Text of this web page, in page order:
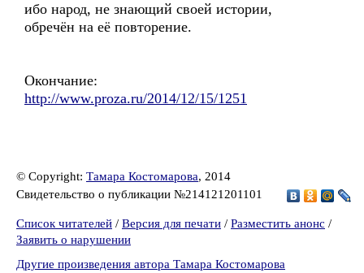
ибо народ, не знающий своей истории,
обречён на её повторение.
Окончание:
http://www.proza.ru/2014/12/15/1251
© Copyright: Тамара Костомарова, 2014
Свидетельство о публикации №214121201101
Список читателей / Версия для печати / Разместить анонс /
Заявить о нарушении
Другие произведения автора Тамара Костомарова